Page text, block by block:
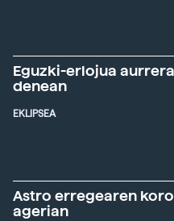
Eguzki-erlojua
denean
EKLIPSEA
Astro erregearen
agerian